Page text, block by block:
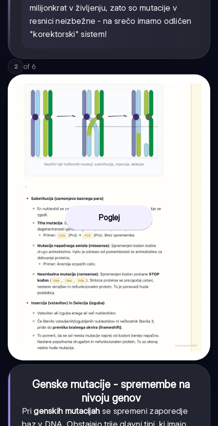
milijonkrat v življenju, zato so mutacije v
resnici neizbežne - na srečo imamo odličen
"korektorski" sistem!
2 of 6
Poglej
Genske mutacije - spremembe na
nivoju genov
Prigenskih mutacijah se spremeni zaporedje